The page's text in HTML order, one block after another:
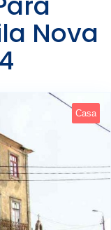
Nova
Casa